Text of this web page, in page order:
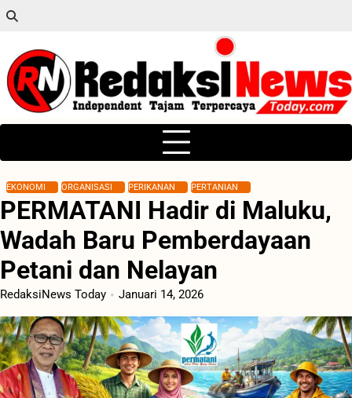
Skip
content
EKONOMI ORGANISASI PERIKANAN PERTANIAN
PERMATANI Hadir di Maluku,
Wadah Baru Pemberdayaan
Petani dan Nelayan
RedaksiNews Today Januari 14, 2026